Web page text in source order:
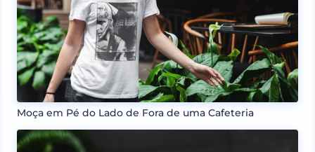
Moça em Pé do Lado de Fora de uma Cafeteria